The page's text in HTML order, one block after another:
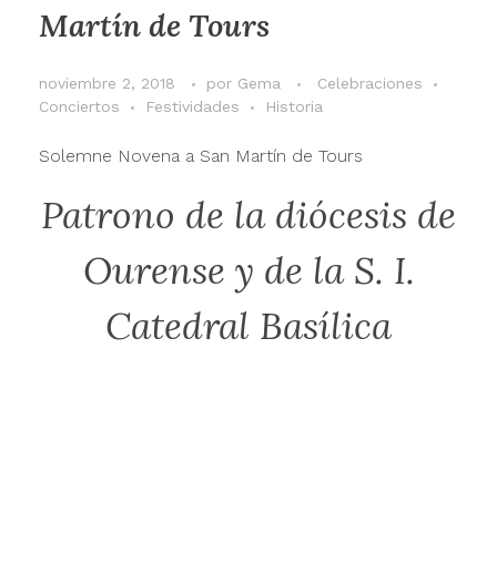
Martín de Tours
noviembre 2, 2018 por Gema
Celebraciones
Conciertos
Festividades Historia
Solemne Novena a San Martín de Tours
Patrono de la diócesis de
Ourense y de la S. I.
Catedral Basílica